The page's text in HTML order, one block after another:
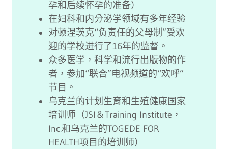
孕和后续怀孕的准备）
在妇科和内分泌学领域有多年经验
对顿涅茨克“负责任的父母制”受欢
迎的学校进行了16年的监督。
众多医学，科学和流行出版物的作
者，参加“联合”电视频道的“欢呼”
节目。
乌克兰的计划生育和生殖健康国家
培训师（JSI＆Training Institute，
Inc.和乌克兰的TOGEDE FOR
HEALTH项目的培训师）